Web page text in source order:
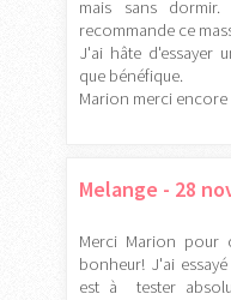
mais sans
recommande ce
J'ai hâte d'essayer
que bénéfique.
Marion merci
Melange - 28
Merci Marion pour
bonheur! J'ai
est à tester